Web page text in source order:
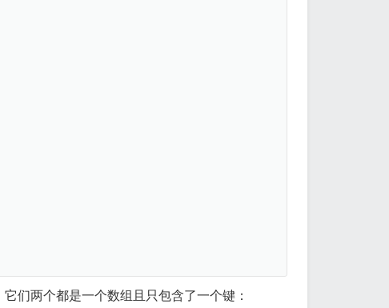
它们两个都是一个数组且只包含了一个键：